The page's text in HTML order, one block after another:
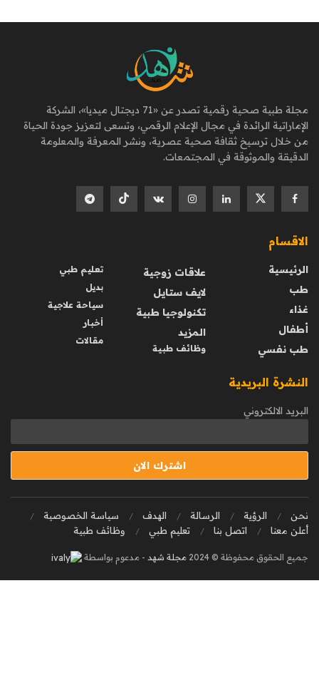
مجلة طبية صحية رقمية تصدر عن «71 ديجتال ميديا»، الشركة
الإماراتية الرائدة في مجال الإعلام الرقمي، وتسعى لتعزيز جودة الحياة
من خلال ترسيخ ثقافة صحية عصرية، ونشر المعرفة والمعلومة
الدقيقة والموثوقة في المجتمعات.
الاقسام
الرئيسية
طب
غذاء
أطفال
طب نفسي
علاقات زوجية
لايف ستايل
تكنولوجيا طبية
المزيد
وظائف طبية
تعليم طبي
بديل
سياحة علاجية
أخبار
مقالات
النشرة البريدية
البريد الالكتروني
نحن الرؤية الرسالة الهدف
سياسة الخصوصية
أعلن معنا
اتصل بنا تعليم طبي وظائف طبية
جميع الحقوق محفوظة © 2024 مجلة شهد - مدعوم بواسطة